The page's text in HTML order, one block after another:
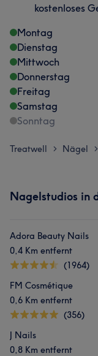
kostenloses
Montag
Dienstag
Mittwoch
Donnerstag
Freitag
Samstag
Sonntag
Treatwell > Nägel >
Nagelstudios in
Adora Beauty Nails
0,4 Km entfernt
(1964)
FM Cosmétique
0,6 Km entfernt
(356)
J Nails
0,8 Km entfernt